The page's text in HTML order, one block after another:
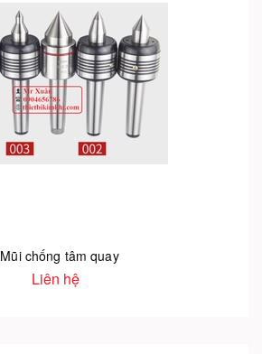
Mũi chống tâm quay
Liên hệ